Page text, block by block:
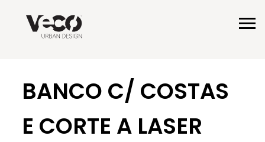
BANCO C/ COSTAS
E CORTE A LASER